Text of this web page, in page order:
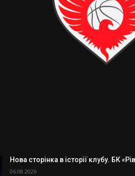
Нова сторінка в історії клубу. БК
06.08.2026